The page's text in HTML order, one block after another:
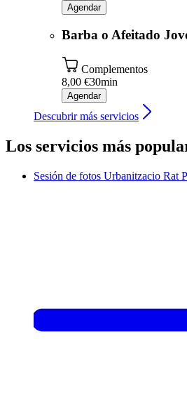
Agendar
Barba o Afeitado
Complementos
8,00 €30min
Agendar
Descubrir más servicios
Los servicios más
Sesión de fotos Urbanitzacio Rat